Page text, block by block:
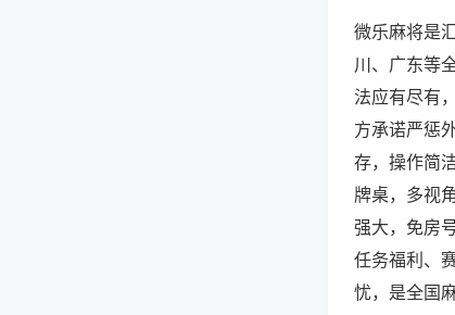
微乐麻将是
川、广东等
法应有尽有
方承诺严惩
存，操作简
牌桌，多视
强大，免房
任务福利、
忧，是全国